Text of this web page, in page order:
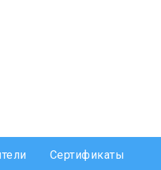
Сертификаты